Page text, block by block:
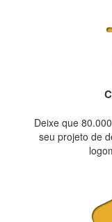
Deixe que
seu projeto de